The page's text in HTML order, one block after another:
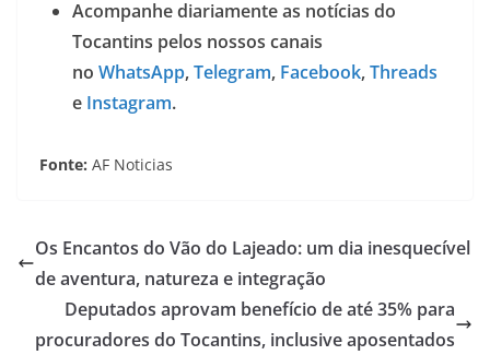
Acompanhe diariamente as notícias do
Tocantins pelos nossos canais
no WhatsApp,Telegram, Facebook,Threads
e Instagram.
Fonte: AF Noticias
Os Encantos do Vão do Lajeado: um dia inesquecível
de aventura, natureza e integração
Deputados aprovam benefício de até 35% para
procuradores do Tocantins, inclusive aposentados